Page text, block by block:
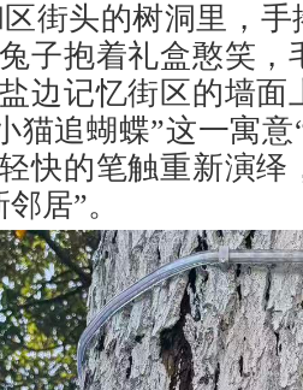
街头的树洞里，
子抱着礼盒憨笑
边记忆街区的墙
猫追蝴蝶”这一寓
快的笔触重新演
居”。